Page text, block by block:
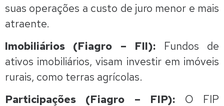
suas operações a custo de juro menor e mais
atraente.
Imobiliários (Fiagro – FII): Fundos de
ativos imobiliários, visam investir em imóveis
rurais, como terras agrícolas.
Participações (Fiagro – FIP): O FIP